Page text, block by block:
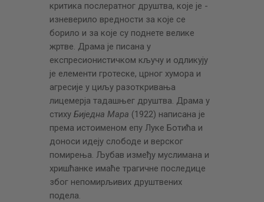
критика послератног друштва, које је ­
изневерило вредности за које се
борило и за које су поднете велике
жртве. Драма је писана у
експресионистичком кључу и одликују
је елементи гротеске, црног хумора и
агресије у циљу разоткривања
лицемерја тадашњег друштва. Драма у
стиху Биједна Мара (1922) написана је
према истоименом епу Луке Ботића и
доноси идеју слободе и верског
помирења. Љубав између муслимана и
хришћанке имаће трагичне последице
због непомирљивих друштвених
подела.